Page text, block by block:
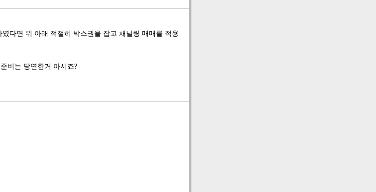
다면 위 아래 적절히 박스권을 잡고 채널링 매매를 적용
비는 당연한거 아시죠?